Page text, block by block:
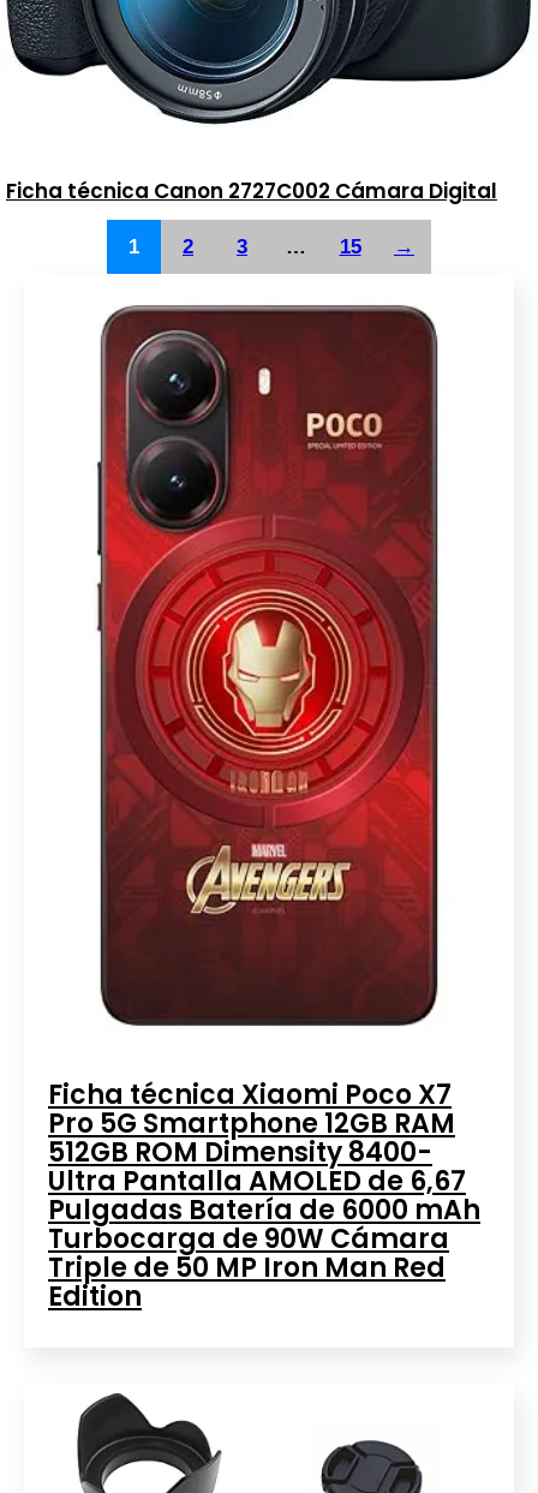
Ficha técnica Canon 2727C002 Cámara Digital
1 2 3 … 15 →
Ficha técnica Xiaomi Poco X7
Pro 5G Smartphone 12GB RAM
512GB ROM Dimensity 8400-
Ultra Pantalla AMOLED de 6,67
Pulgadas Batería de 6000 mAh
Turbocarga de 90W Cámara
Triple de 50 MP Iron Man Red
Edition